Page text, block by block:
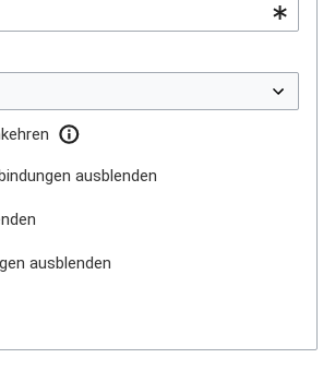
ausblenden
ausblenden